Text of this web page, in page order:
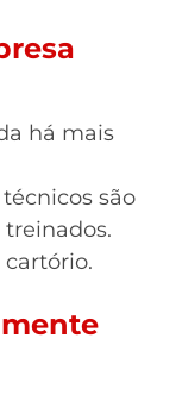
há mais
são